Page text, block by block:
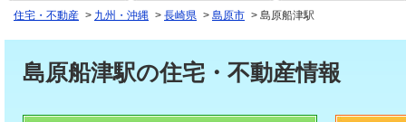
住宅・不動産 > 九州・沖縄 > 長崎県 > 島原市 > 島原船津駅
島原船津駅の住宅・不動産情報